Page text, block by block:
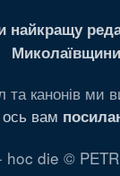
найкращу
та канонів ми
ось вам
die ©